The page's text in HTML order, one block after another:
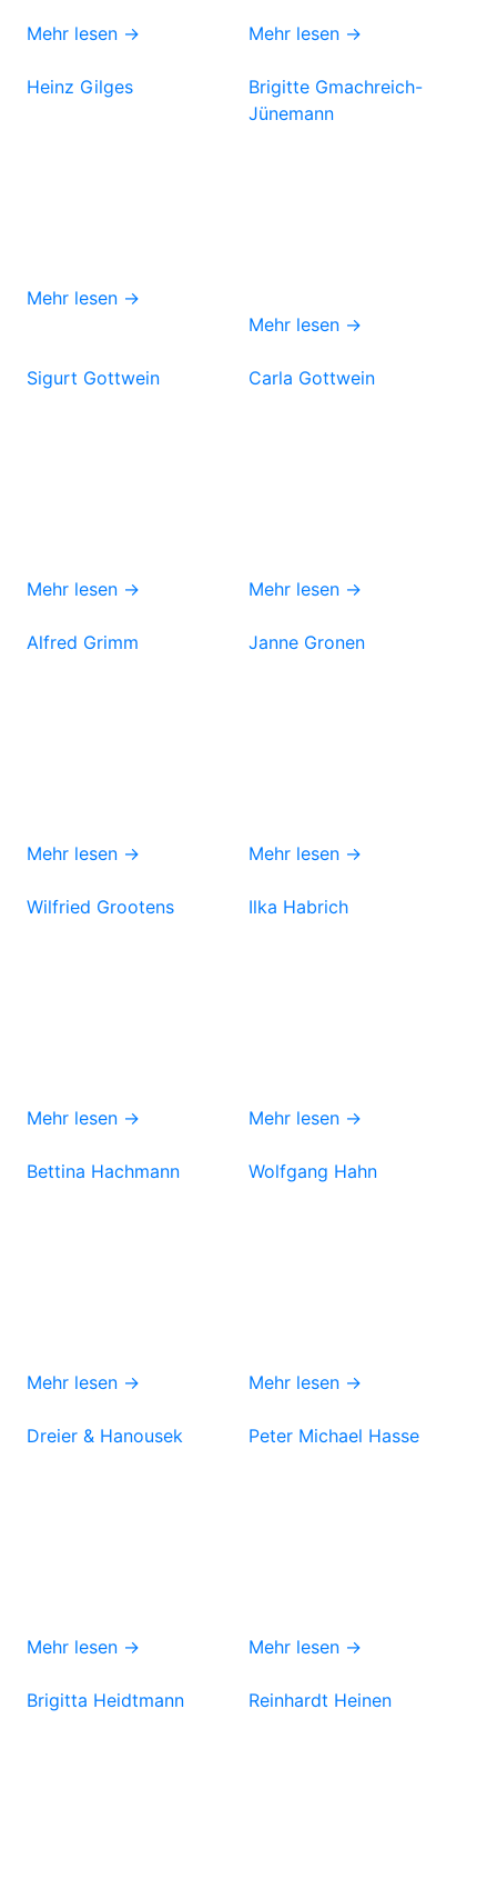
Mehr lesen → Mehr lesen →
Heinz Gilges
Mehr lesen →
Brigitte Gmachreich-
Jünemann
Mehr lesen →
Sigurt Gottwein
Mehr lesen →
Carla Gottwein
Mehr lesen →
Alfred Grimm
Mehr lesen →
Janne Gronen
Mehr lesen →
Wilfried Grootens
Mehr lesen →
Ilka Habrich
Mehr lesen →
Bettina Hachmann
Mehr lesen →
Wolfgang Hahn
Mehr lesen →
Dreier & Hanousek
Mehr lesen →
Peter Michael Hasse
Mehr lesen →
Brigitta Heidtmann Reinhardt Heinen